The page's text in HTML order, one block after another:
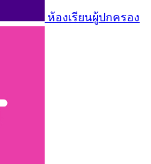
ห้องเรียนผู้ปกครอง